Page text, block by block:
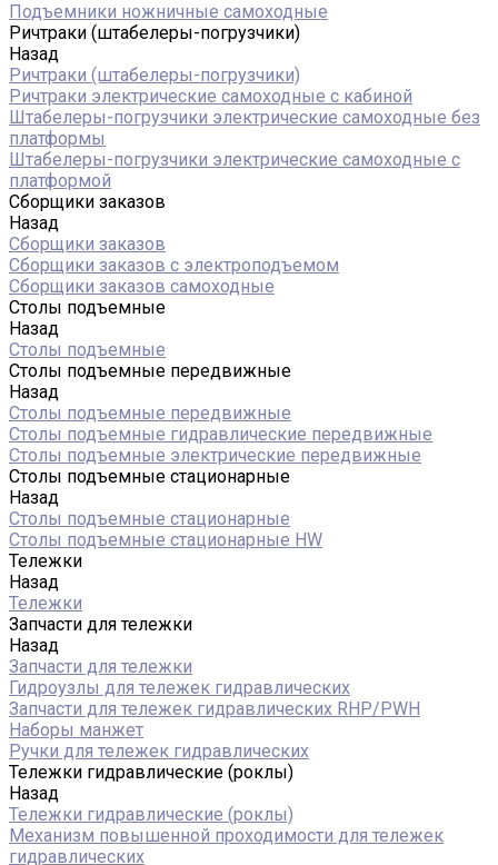
Подъемники ножничные самоходные
Ричтраки (штабелеры-погрузчики)
Назад
Ричтраки (штабелеры-погрузчики)
Ричтраки электрические самоходные с кабиной
Штабелеры-погрузчики электрические самоходные без
платформы
Штабелеры-погрузчики электрические самоходные с
платформой
Сборщики заказов
Назад
Сборщики заказов
Сборщики заказов с электроподъемом
Сборщики заказов самоходные
Столы подъемные
Назад
Столы подъемные
Столы подъемные передвижные
Назад
Столы подъемные передвижные
Столы подъемные гидравлические передвижные
Столы подъемные электрические передвижные
Столы подъемные стационарные
Назад
Столы подъемные стационарные
Столы подъемные стационарные HW
Тележки
Назад
Тележки
Запчасти для тележки
Назад
Запчасти для тележки
Гидроузлы для тележек гидравлических
Запчасти для тележек гидравлических RHP/PWH
Наборы манжет
Ручки для тележек гидравлических
Тележки гидравлические (роклы)
Назад
Тележки гидравлические (роклы)
Механизм повышенной проходимости для тележек
гидравлических